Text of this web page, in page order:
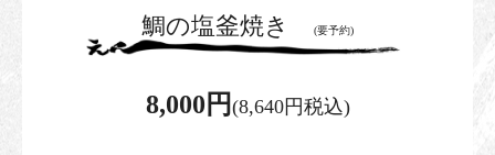
鯛の塩釜焼き (要予約)
8,000円 (8,640円税込)